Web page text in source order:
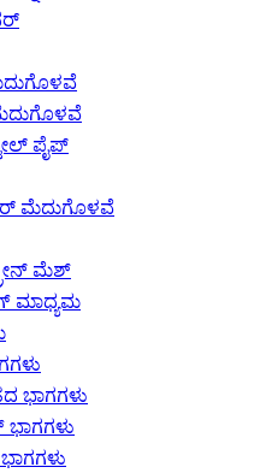
ಪೈಪ್
ಮೆದುಗೊಳವೆ
ಮೆಶ್
ಮಾಧ್ಯಮ
ಭಾಗಗಳು
ಭಾಗಗಳು